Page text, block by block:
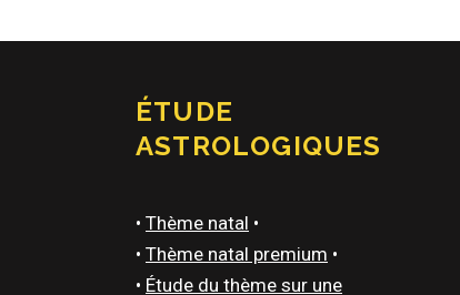
ÉTUDE
ASTROLOGIQUES
• Thème natal •
• Thème natal premium •
• Étude du thème sur une